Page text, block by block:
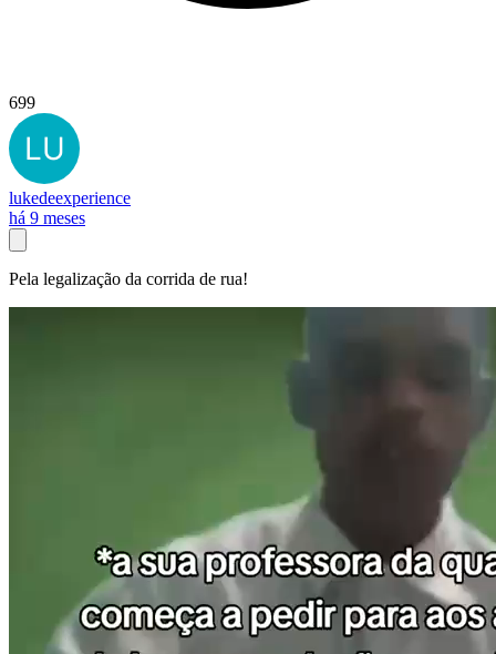
699
lukedeexperience
há 9 meses
Pela legalização da corrida de rua!